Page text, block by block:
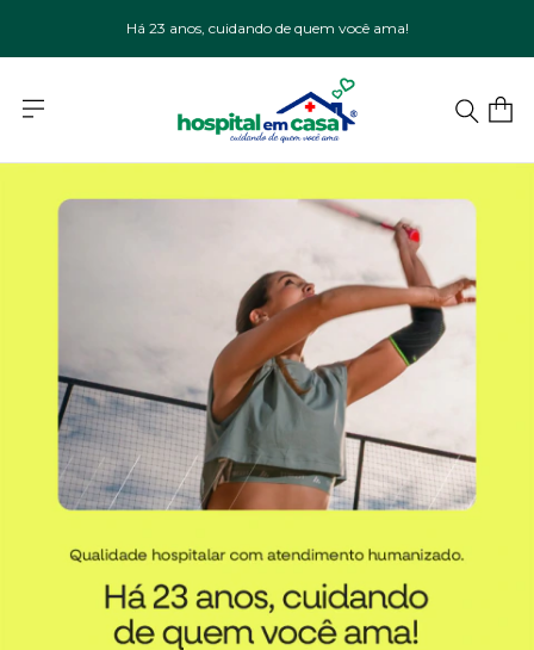
Há 23 anos, cuidando de quem você ama!